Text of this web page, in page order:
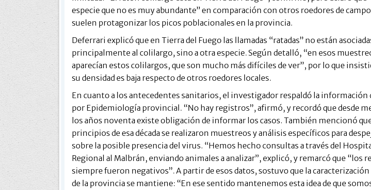
especie que no es muy abundante” en comparación con otros roedores de
suelen protagonizar los picos poblacionales en la provincia.
Deferrari explicó que en Tierra del Fuego las llamadas “ratadas” no están
principalmente al colilargo, sino a otra especie. Según detalló, “en esos
aparecían estos colilargos, que son mucho más difíciles de ver”, por lo que
su densidad es baja respecto de otros roedores locales.
En cuanto a los antecedentes sanitarios, el investigador respaldó la información
por Epidemiología provincial. “No hay registros”, afirmó, y recordó que desde
los años noventa existe obligación de informar los casos. También mencionó
principios de esa década se realizaron muestreos y análisis específicos para
sobre la posible presencia del virus. “Hemos hecho consultas a través del
Regional al Malbrán, enviando animales a analizar”, explicó, y remarcó que “los
siempre fueron negativos”. A partir de esos datos, sostuvo que la
de la provincia se mantiene: “En ese sentido mantenemos esta idea de que